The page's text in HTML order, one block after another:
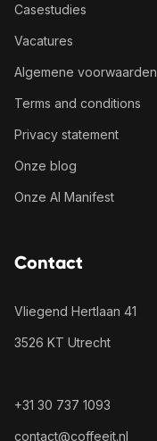
Casestudies
Vacatures
Algemene voorwaarden
Terms and conditions
Privacy statement
Onze blog
Onze AI Manifest
Contact
Vliegend Hertlaan 41
3526 KT Utrecht
+31 30 737 1093
contact@coffeeit.nl